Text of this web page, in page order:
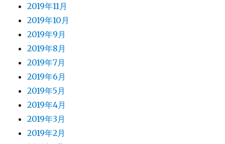
2019年11月
2019年10月
2019年9月
2019年8月
2019年7月
2019年6月
2019年5月
2019年4月
2019年3月
2019年2月